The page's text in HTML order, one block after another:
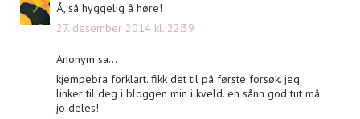
Å, så hyggelig å høre!
27. desember 2014 kl. 22:39
Anonym sa...
kjempebra forklart. fikk det til på første forsøk. jeg
linker til deg i bloggen min i kveld. en sånn god tut må
jo deles!